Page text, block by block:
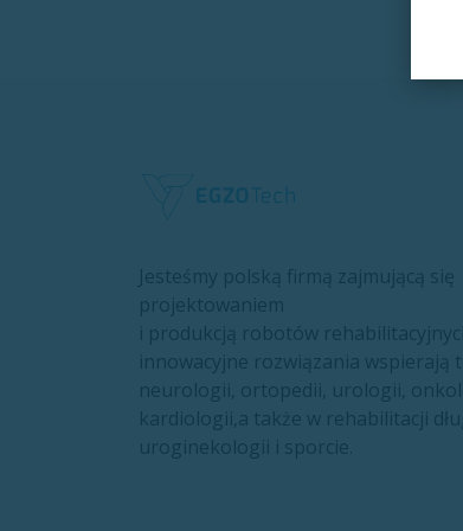
Jesteśmy polską firmą zajmującą się
projektowaniem
i produkcją robotów
innowacyjne rozwiązania wspierają
neurologii, ortopedii, urologii,
kardiologii,a także w rehabilitacji
uroginekologii i sporcie.​